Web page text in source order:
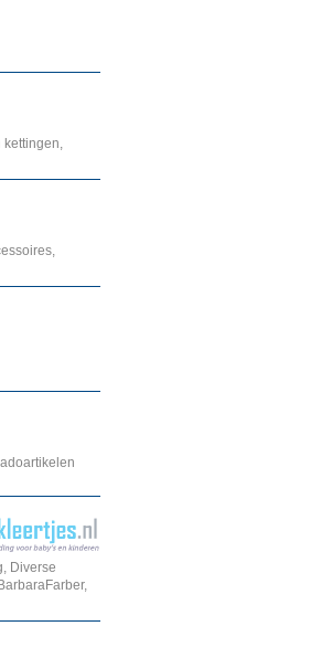
kettingen,
Diverse